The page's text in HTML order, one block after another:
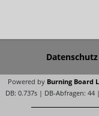
Datenschutz
Powered by Burning Board
DB: 0.737s | DB-Abfragen: 44